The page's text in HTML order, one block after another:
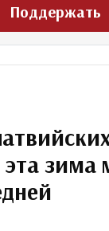
Поддержать
эта зима